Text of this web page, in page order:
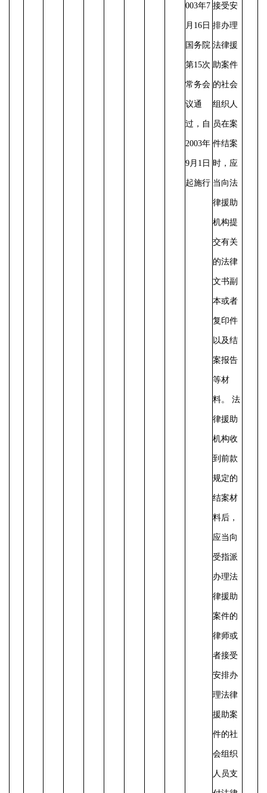
003年7
月16日
国务院
第15次
常务会
议通
过，自
2003年
9月1日
起施行
接受安
排办理
法律援
助案件
的社会
组织人
员在案
件结案
时，应
当向法
律援助
机构提
交有关
的法律
文书副
本或者
复印件
以及结
案报告
等材
料。 法
律援助
机构收
到前款
规定的
结案材
料后，
应当向
受指派
办理法
律援助
案件的
律师或
者接受
安排办
理法律
援助案
件的社
会组织
人员支